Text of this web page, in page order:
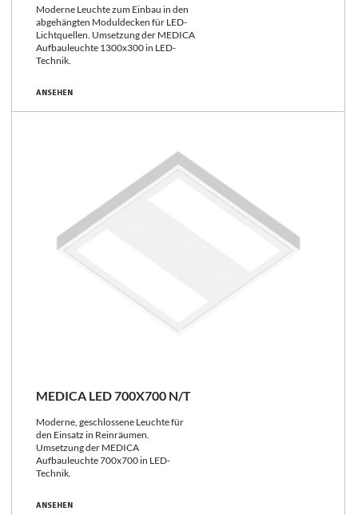
Moderne Leuchte zum Einbau in den
abgehängten Moduldecken für LED-
Lichtquellen. Umsetzung der MEDICA
Aufbauleuchte 1300x300 in LED-
Technik.
ANSEHEN
MEDICA LED 700X700 N/T
Moderne, geschlossene Leuchte für
den Einsatz in Reinräumen.
Umsetzung der MEDICA
Aufbauleuchte 700x700 in LED-
Technik.
ANSEHEN